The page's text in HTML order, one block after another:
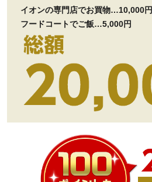
イオンの専門店でお買物…10,000円
フードコートでご飯…5,000円